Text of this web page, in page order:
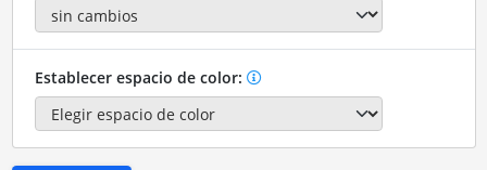
Establecer espacio de color: